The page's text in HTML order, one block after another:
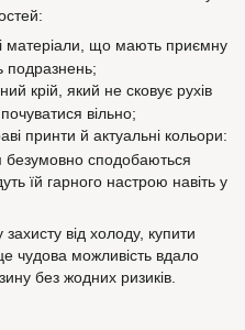
матеріали, що мають приємну
подразнень;
крій, який не сковує рухів
вільно;
принти й актуальні кольори:
безумовно сподобаються
їй гарного настрою навіть у
від холоду, купити
чудова можливість вдало
без жодних ризиків.